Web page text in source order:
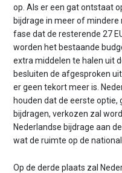
op. Als er een gat ontstaat
bijdrage in meer of
fase dat de resterende 27
worden het bestaande
extra middelen te halen uit
besluiten de afgesproken
er geen tekort meer is.
houden dat de eerste optie,
bijdragen, verkozen zal
Nederlandse bijdrage aan
wat de ruimte op de
Op de derde plaats zal